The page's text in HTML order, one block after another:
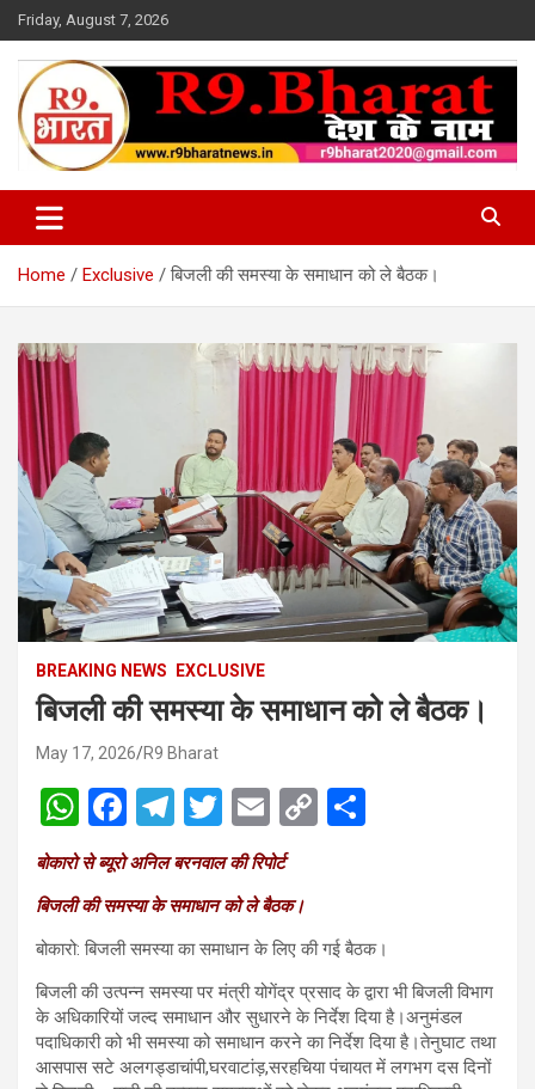
Skip
to
content
Friday, August 7, 2026
R9 Bharat News
Home Exclusive बिजली की समस्या के समाधान को ले बैठक।
BREAKING NEWS EXCLUSIVE
बिजली की समस्या के समाधान को ले बैठक।
May 17, 2026 R9 Bharat
W
h
at
s
A
p
p
F
a
ce
b
o
o
k
T
el
e
gr
a
m
T
wi
tt
er
E
m
ail
C
n
k
बोकारो से ब्यूरो अनिल बरनवाल की रिपोर्ट
बिजली की समस्या के समाधान को ले बैठक।
बोकारो: बिजली समस्या का समाधान के लिए की गई बैठक।
बिजली की उत्पन्न समस्या पर मंत्री योगेंद्र प्रसाद के द्वारा भी बिजली विभाग
के अधिकारियों जल्द समाधान और सुधारने के निर्देश दिया है।अनुमंडल
पदाधिकारी को भी समस्या को समाधान करने का निर्देश दिया है।तेनुघाट तथा
आसपास सटे अलगड्डाचांपी,घरवाटांड़,सरहचिया पंचायत में लगभग दस दिनों